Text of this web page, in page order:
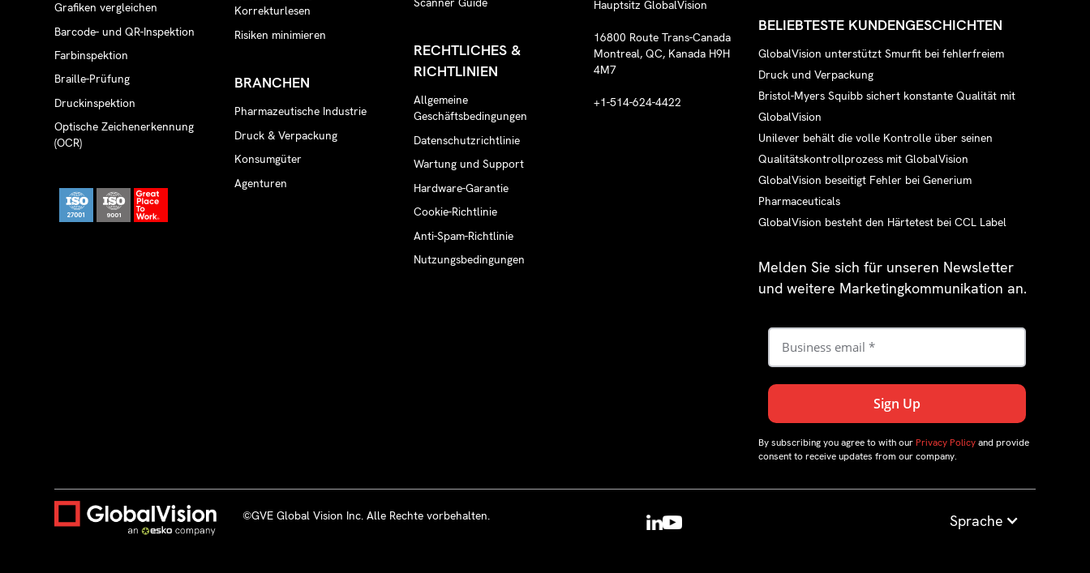
Grafiken vergleichen
Barcode- und QR-Inspektion
Farbinspektion
Braille-Prüfung
Druckinspektion
Optische Zeichenerkennung
(OCR)
Korrekturlesen
Risiken minimieren
BRANCHEN
Pharmazeutische Industrie
Druck & Verpackung
Konsumgüter
Agenturen
RECHTLICHES &
RICHTLINIEN
Allgemeine
Geschäftsbedingungen
Datenschutzrichtlinie
Wartung und Support
Hardware-Garantie
Cookie-Richtlinie
Anti-Spam-Richtlinie
Nutzungsbedingungen
Hauptsitz GlobalVision
16800 Route Trans-Canada
Montreal, QC, Kanada H9H
4M7
+1-514-624-4422
BELIEBTESTE KUNDENGESCHICHTEN
GlobalVision unterstützt Smurfit bei fehlerfreiem
Druck und Verpackung
Bristol-Myers Squibb sichert konstante Qualität mit
GlobalVision
Unilever behält die volle Kontrolle über seinen
Qualitätskontrollprozess mit GlobalVision
GlobalVision beseitigt Fehler bei Generium
Pharmaceuticals
GlobalVision besteht den Härtetest bei CCL Label
Melden Sie sich für unseren Newsletter
und weitere Marketingkommunikation an.
By subscribing you agree to with our Privacy Policyand provide
consent to receive updates from our company.
©GVE Global Vision Inc. Alle Rechte vorbehalten. Sprache